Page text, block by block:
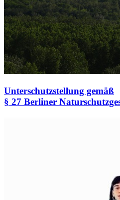
Unterschutzstellung gemäß
§ 27 Berliner